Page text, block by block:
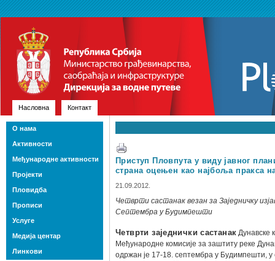
Насловна Контакт
Приступ Пловпута у виду јавног
страна оцењен као најбоља пракса
21.09.2012.
Четврти састанак везан за Заједничку
Септембра у Будимпешти
Четврти заједнички састанак Дунавске
Међународне комисије за заштиту реке
одржан је 17-18. септембра у Будимпешти, у
О нама
Активности
Међународне активности
Пројекти
Пловидба
Прописи
Услуге
Медија центар
Линкови